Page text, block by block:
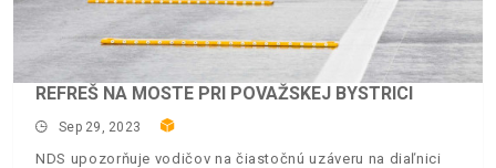
REFREŠ NA MOSTE PRI POVAŽSKEJ BYSTRICI
Sep 29, 2023
NDS upozorňuje vodičov na čiastočnú uzáveru na diaľnici